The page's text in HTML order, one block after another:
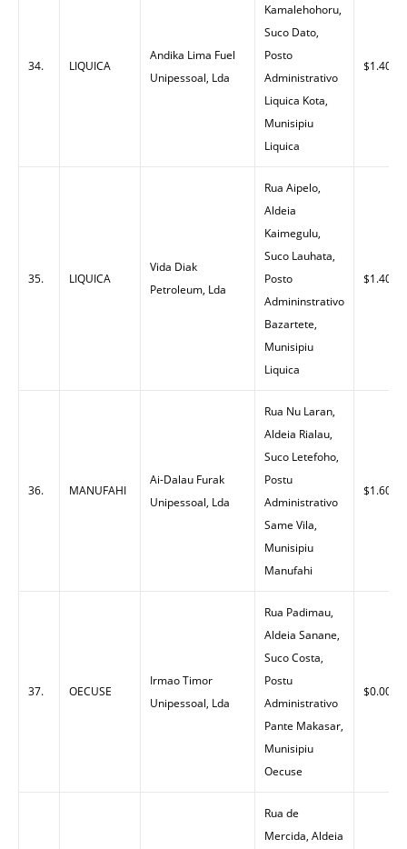
34. LIQUICA
Andika Lima Fuel
Unipessoal, Lda
Kamalehohoru,
Suco Dato,
Posto
Administrativo
Liquica Kota,
Munisipiu
Liquica
$1.40
35. LIQUICA
Vida Diak
Petroleum, Lda
Rua Aipelo,
Aldeia
Kaimegulu,
Suco Lauhata,
Posto
Admininstrativo
Bazartete,
Munisipiu
Liquica
$1.40
36. MANUFAHI
Ai-Dalau Furak
Unipessoal, Lda
Rua Nu Laran,
Aldeia Rialau,
Suco Letefoho,
Postu
Administrativo
Same Vila,
Munisipiu
Manufahi
$1.60
37. OECUSE
Irmao Timor
Unipessoal, Lda
Rua Padimau,
Aldeia Sanane,
Suco Costa,
Postu
Administrativo
Pante Makasar,
Munisipiu
Oecuse
$0.00
Rua de
Mercida, Aldeia